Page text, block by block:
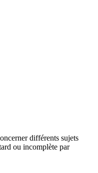
différents sujets
ou incomplète par